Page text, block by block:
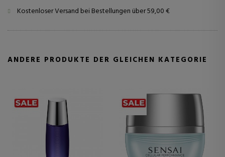
Kostenloser Versand bei Bestellungen über 59,00 €
ANDERE PRODUKTE DER GLEICHEN KATEGORIE